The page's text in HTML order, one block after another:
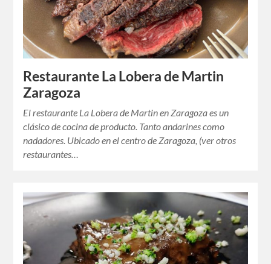
Restaurante La Lobera de Martin
Zaragoza
El restaurante La Lobera de Martin en Zaragoza es un
clásico de cocina de producto. Tanto andarines como
nadadores. Ubicado en el centro de Zaragoza, (ver otros
restaurantes…